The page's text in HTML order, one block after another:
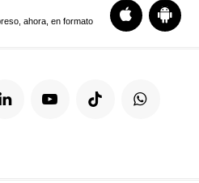
ahora, en formato